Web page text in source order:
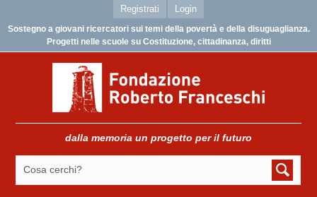
Registrati Login
Sostegno a giovani ricercatori sui temi della povertà e della disuguaglianza.
Progetti nelle scuole su Costituzione, cittadinanza, diritti
dalla memoria un progetto per il futuro